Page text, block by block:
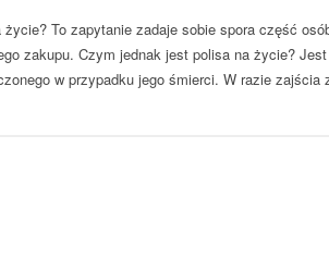
To zapytanie zadaje sobie spora część
zakupu. Czym jednak jest polisa na życie?
w przypadku jego śmierci. W razie